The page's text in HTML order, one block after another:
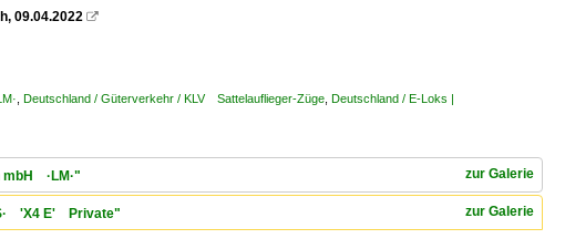
09.04.2022 
Deutschland / Güterverkehr / KLV Sattelauflieger-Züge Deutschland / E-Loks |
zur Galerie
mbH ·LM·"
zur Galerie
'X4 E' Private"